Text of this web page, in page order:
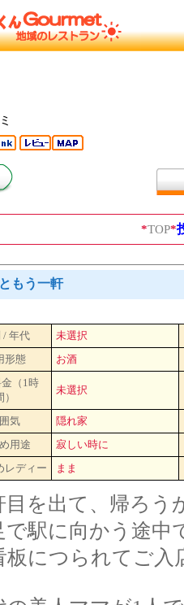
*TOP*
もう一軒
/ 年代
未選択
形態
お酒
（1時
）
未選択
気
隠れ家
用途
寂しい時に
レディー
まま
目を出て、帰ろ
で駅に向かう途中
板につられてご入